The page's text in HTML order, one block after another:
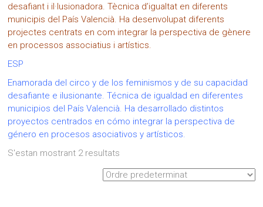
desafiant i il·lusionadora. Tècnica d’igualtat en diferents
municipis del País Valencià. Ha desenvolupat diferents
projectes centrats en com integrar la perspectiva de gènere
en processos associatius i artístics.
ESP
Enamorada del circo y de los feminismos y de su capacidad
desafiante e ilusionante. Técnica de igualdad en diferentes
municipios del País Valencià. Ha desarrollado distintos
proyectos centrados en cómo integrar la perspectiva de
género en procesos asociativos y artísticos.
S'estan mostrant 2 resultats